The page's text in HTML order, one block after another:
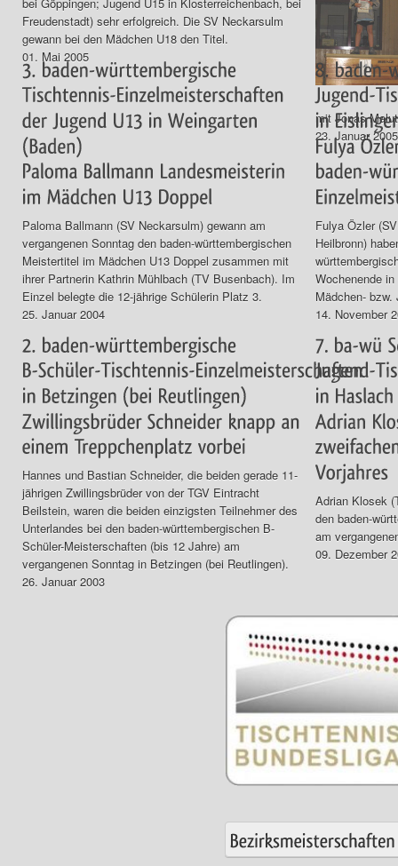
Freudenstadt) sehr erfolgreich. Die SV Neckarsulm
gewann bei den Mädchen U18 den Titel.
01. Mai 2005
mit Jonas
23. Januar 2005
Paloma Ballmann (SV Neckarsulm) gewann am
vergangenen Sonntag den baden-württembergischen
Meistertitel im Mädchen U13 Doppel zusammen mit
ihrer Partnerin Kathrin Mühlbach (TV Busenbach). Im
Einzel belegte die 12-jährige Schülerin Platz 3.
25. Januar 2004
Fulya Özler
Heilbronn)
Wochenende
Mädchen- bzw.
14. November
Hannes und Bastian Schneider, die beiden gerade 11-
jährigen Zwillingsbrüder von der TGV Eintracht
Beilstein, waren die beiden einzigsten Teilnehmer des
Unterlandes bei den baden-württembergischen B-
Schüler-Meisterschaften (bis 12 Jahre) am
vergangenen Sonntag in Betzingen (bei Reutlingen).
26. Januar 2003
Adrian Klosek
den baden-
am
09. Dezember